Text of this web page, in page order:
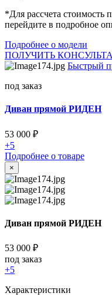
*Для рассчета
перейдите в подробное
Подробнее о модели
ПОЛУЧИТЬ
Быстрый
под заказ
Диван прямой РИДЕН
53 000 ₽
+5
Подробнее о товаре
×
Диван прямой РИДЕН
53 000 ₽
под заказ
+5
Характеристики